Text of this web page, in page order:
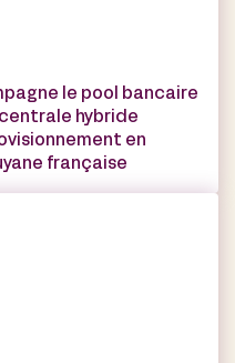
le pool bancaire
hybride
en
française